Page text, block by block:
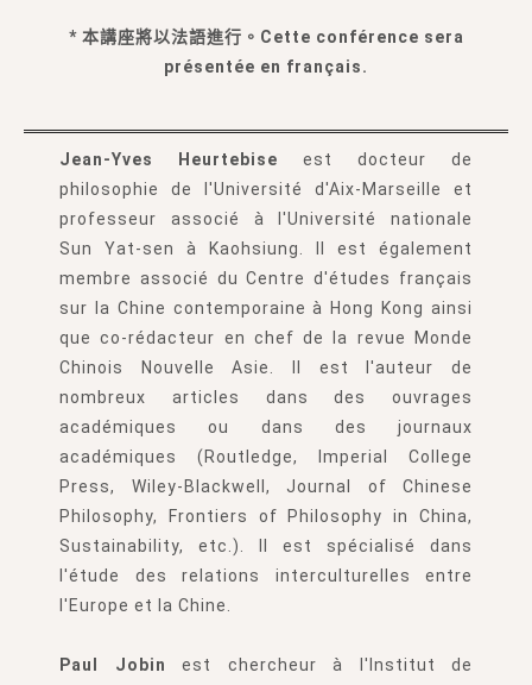
* 本講座將以法語進行。Cette conférence sera
présentée en français.
Jean-Yves Heurtebise est docteur de
philosophie de l'Université d'Aix-Marseille et
professeur associé à l'Université nationale
Sun Yat-sen à Kaohsiung. Il est également
membre associé du Centre d'études français
sur la Chine contemporaine à Hong Kong ainsi
que co-rédacteur en chef de la revue Monde
Chinois Nouvelle Asie. Il est l'auteur de
nombreux articles dans des ouvrages
académiques ou dans des journaux
académiques (Routledge, Imperial College
Press, Wiley-Blackwell, Journal of Chinese
Philosophy, Frontiers of Philosophy in China,
Sustainability, etc.). Il est spécialisé dans
l'étude des relations interculturelles entre
l'Europe et la Chine.
Paul Jobin est chercheur à l'Institut de